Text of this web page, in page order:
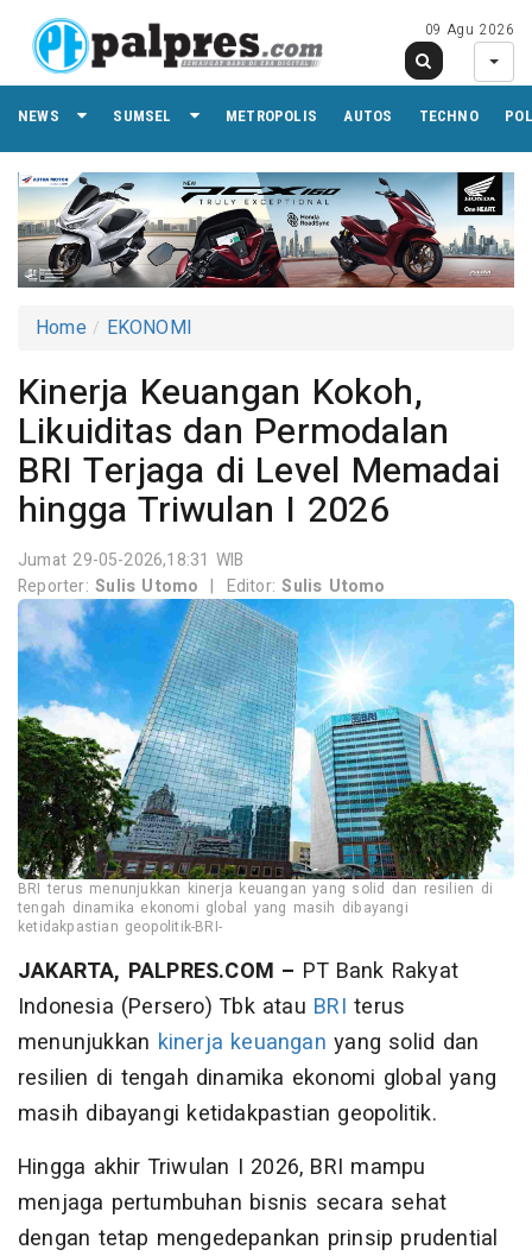
09 Agu 2026
NEWS SUMSEL METROPOLIS AUTOS TECHNO
Home EKONOMI
Kinerja Keuangan Kokoh,
Likuiditas dan Permodalan
BRI Terjaga di Level Memadai
hingga Triwulan I 2026
Jumat 29-05-2026,18:31 WIB
Reporter:Sulis Utomo | Editor:Sulis Utomo
BRI terus menunjukkan kinerja keuangan yang solid dan resilien di
tengah dinamika ekonomi global yang masih dibayangi
ketidakpastian geopolitik-BRI-
JAKARTA, PALPRES.COM – PT Bank Rakyat
Indonesia (Persero) Tbk atau BRI terus
menunjukkan kinerja keuangan yang solid dan
resilien di tengah dinamika ekonomi global yang
masih dibayangi ketidakpastian geopolitik.
Hingga akhir Triwulan I 2026, BRI mampu
menjaga pertumbuhan bisnis secara sehat
dengan tetap mengedepankan prinsip prudential